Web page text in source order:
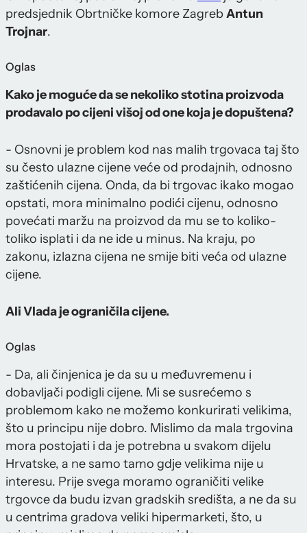
predsjednik Obrtničke komore ZagrebAntun
Trojnar.
Oglas
Kako je moguće da se nekoliko stotina proizvoda
prodavalo po cijeni višoj od one koja je dopuštena?
- Osnovni je problem kod nas malih trgovaca taj što
su često ulazne cijene veće od prodajnih, odnosno
zaštićenih cijena. Onda, da bi trgovac ikako mogao
opstati, mora minimalno podići cijenu, odnosno
povećati maržu na proizvod da mu se to koliko-
toliko isplati i da ne ide u minus. Na kraju, po
zakonu, izlazna cijena ne smije biti veća od ulazne
cijene.
Ali Vlada je ograničila cijene.
Oglas
- Da, ali činjenica je da su u međuvremenu i
dobavljači podigli cijene. Mi se susrećemo s
problemom kako ne možemo konkurirati velikima,
što u principu nije dobro. Mislimo da mala trgovina
mora postojati i da je potrebna u svakom dijelu
Hrvatske, a ne samo tamo gdje velikima nije u
interesu. Prije svega moramo ograničiti velike
trgovce da budu izvan gradskih središta, a ne da su
u centrima gradova veliki hipermarketi, što, u